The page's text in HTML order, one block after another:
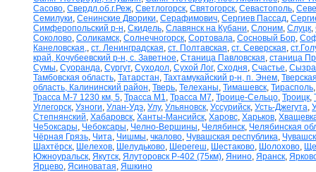
Сасово, Свердл.об.г.Реж, Светлогорск, Святогорск, Севастополь,
Семилуки, Сенинские Дворики, Серафимович, Сергиев Пассад,
Симферопольский р-н, Скидель, Славянск на Кубани, Слоним, Слуцк,
Соколово, Соликамск, Солнечногорск, Сортовала, Сосновый Бор,
Канеловская,, ст. Ленинградская, ст. Полтавская, ст. Северская,
край, Кочубеевский р-н, с. Заветное, Станица Павловская, станица
Сумы, Суоранда, Сургут, Суходол, Сухой Лог, Сходня, Счастье,
Тамбовская область, Татарстан, Тахтамукайский р-н, п. Энем,
область, Калининский район, Тверь, Телеханы, Тимашевск, Тирасполь
Трасса М-7 1230 км, 5, Трасса М1, Трасса М7, Троице-Сельцо, Троицк,
Углегорск, Узноги, Улан-Удэ, Улу, Ульяновск, Уссурийск, Усть-Джегута,
Степнянский, Хабаровск, Ханты-Мансийск, Харовс, Харьков,
Че5оксары, Чебоксары, Челно-Вершины, Челябинск, Челябинская
Чёрная Грязь, Чита, Чишмы, чкалово, Чувашская республика,
Шахтёрск, Шелехов, Шелудьково, Шерегеш, Шестаково, Шолохово,
Южноуральск, Якутск, Ялуторовск Р-402 (75км), Янино, Яранск,
Ярцево, Ясиноватая, Яшкино